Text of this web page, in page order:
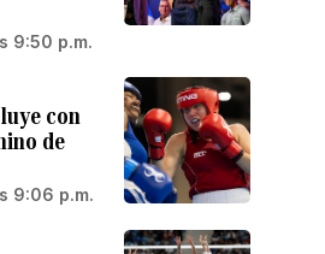
9:50 p.m.
con
de
9:06 p.m.